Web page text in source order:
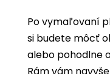
Po vymaľovaní
si budete môcť
alebo pohodlne